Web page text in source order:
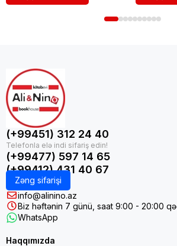
(+99451) 312 24 40
(+99477) 597 14 65
(+99412) 431 40 67
Zəng sifarişi
info@alinino.az
Biz həftənin 7 günü, saat 9:00 - 20:00
WhatsApp
Haqqımızda